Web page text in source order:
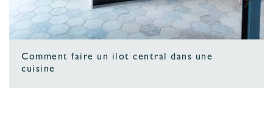
Comment faire un ilot central dans une
cuisine